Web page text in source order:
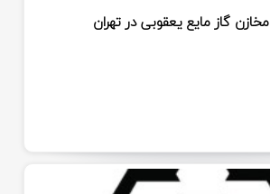
گاز مایع یعقوبی در تهران